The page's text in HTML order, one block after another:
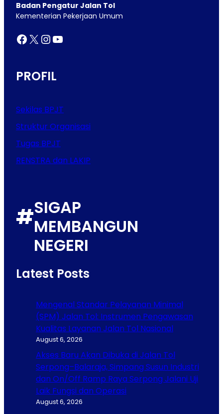
Badan Pengatur Jalan Tol
Kementerian Pekerjaan Umum
Facebook X InstagramYouTube
PROFIL
Sekilas BPJT
Struktur Organisasi
Tugas BPJT
RENSTRA dan LAKIP
#SIGAP
MEMBANGUN
NEGERI
Latest Posts
Mengenal Standar Pelayanan Minimal
(SPM) Jalan Tol: Instrumen Pengawasan
Kualitas Layanan Jalan Tol Nasional
August 6, 2026
Akses Baru Akan Dibuka di Jalan Tol
Serpong–Balaraja, Simpang Susun Industri
dan On/Off Ramp Raya Serpong Jalani Uji
Laik Fungsi dan Operasi
August 6, 2026